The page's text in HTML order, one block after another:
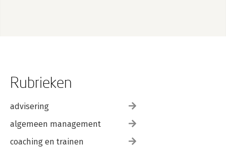
Rubrieken
advisering
algemeen management
coaching en trainen